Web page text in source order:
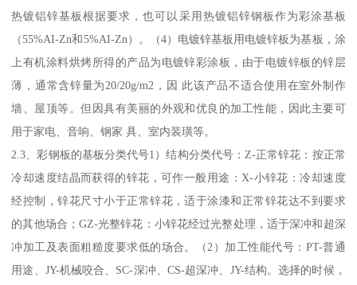
热镀铝锌基板根据要求，也可以采用热镀铝锌钢板作为彩涂基板
（55%AI-Zn和5%AI-Zn）。（4）电镀锌基板用电镀锌板为基板，涂
上有机涂料烘烤所得的产品为电镀锌彩涂板，由于电镀锌板的锌层
薄，通常含锌量为20/20g/m2，因 此该产品不适合使用在室外制作
墙、屋顶等。但因具有美丽的外观和优良的加工性能，因此主要可
用于家电、音响、钢家 具、室内装璜等。
2.3、彩钢板的基板分类代号1）结构分类代号：Z-正常锌花：按正常
冷却速度结晶而获得的锌花，可作一般用途：X-小锌花：冷却速度
经控制，锌花尺寸小于正常锌花，适于涂漆和正常锌花达不到要求
的其他场合；GZ-光整锌花：小锌花经过光整处理，适于深冲和超深
冲加工及表面粗糙度要求低的场合。（2）加工性能代号：PT-普通
用途、JY-机械咬合、SC-深冲、CS-超深冲、JY-结构。选择的时候，